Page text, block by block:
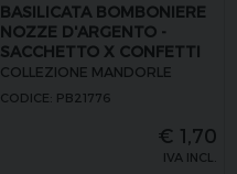
BASILICATA BOMBONIERE
NOZZE D'ARGENTO -
SACCHETTO X CONFETTI
ARGENTO CON BRILLANTE
COLLEZIONE MANDORLE
CODICE: PB21776
€ 1,70
IVA INCL.